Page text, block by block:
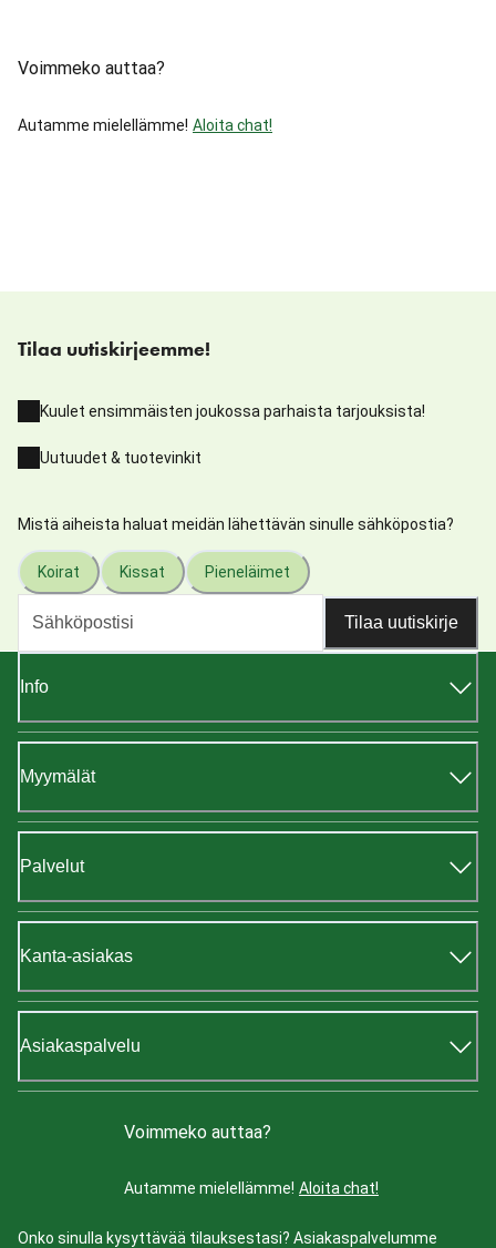
Voimmeko auttaa?
Autamme mielellämme! Aloita chat!
Tilaa uutiskirjeemme!
Kuulet ensimmäisten joukossa parhaista tarjouksista!
Uutuudet & tuotevinkit
Mistä aiheista haluat meidän lähettävän sinulle sähköpostia?
Koirat Kissat Pieneläimet
Tilaa uutiskirje
Info
Myymälät
Palvelut
Kanta-asiakas
Asiakaspalvelu
Voimmeko auttaa?
Autamme mielellämme! Aloita chat!
Onko sinulla kysyttävää tilauksestasi? Asiakaspalvelumme